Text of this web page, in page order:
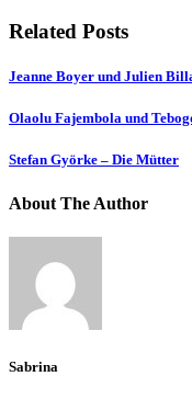
Related Posts
Jeanne Boyer und Julien
Olaolu Fajembola und
Stefan Györke – Die Mütter
About The Author
Sabrina